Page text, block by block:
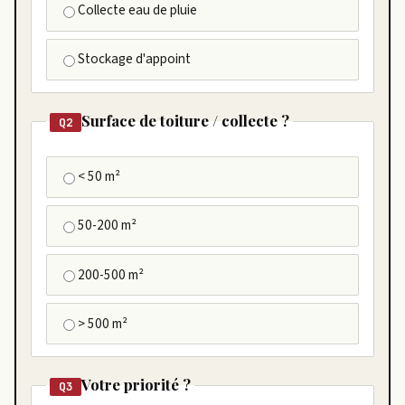
Collecte eau de pluie
Stockage d'appoint
Q2 Surface de toiture / collecte ?
< 50 m²
50-200 m²
200-500 m²
> 500 m²
Q3 Votre priorité ?